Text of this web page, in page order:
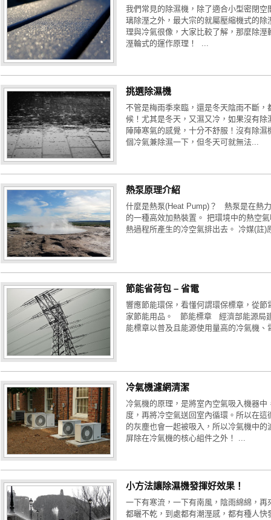
我們常見的除濕機，除了適合小型密閉空
璃除溼之外，最大宗的就屬壓縮機式的除
理與冷氣很像，大家比較了解，那麼除溼
溼輪式的運作原理！ ...
挑選除濕機
不管是梅雨季來臨，還是冬天陰雨不斷，
候！尤其是冬天，又濕又冷，如果沒有除
陣陣寒氣的感覺，十分不舒服！沒有除濕
個冷氣兼除濕一下，但冬天可就無法...
熱泵原理介紹
什麼是熱泵(Heat Pump)？ 熱泵是在熱
的一種高效加熱裝置。 把環境中的熱空
熱過程所產生的冷空氣排出去。 冷媒(註)
節能省荷包 – 省電
響應節能環保，看懂何謂環保標章，從節
家節能用品。 節能標章 經濟部能源局
能標章以普及且能源使用量高的冷氣機
冷氣機濾網清潔
冷氣機的原理，是將室內空氣吸入機器中
度，再將冷空氣送回室內循環。所以在這
的灰塵也會一起被吸入，所以冷氣機中的
屏除在冷氣機的核心組件之外！ ...
小方法讓除濕機發揮好效果！
一下有寒流，一下有南風，陰雨綿綿，再
都曬不乾，到處都有潮溼感，都有種人快